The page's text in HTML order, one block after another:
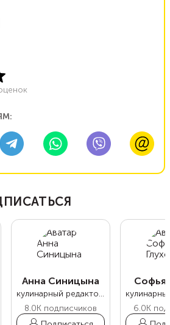
Анна Синицына
кулинарный редактор Food.ru
8.0K подписчиков
Софья
6.0K